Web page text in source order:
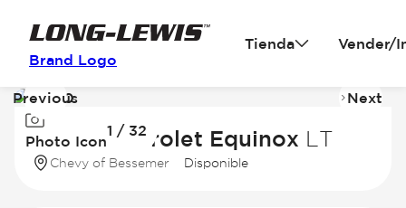
Brand Logo
Tienda Vender/
Image
of
Photo Icon
1 / 32
Previous Next
2027 Chevrolet Equinox LT
Chevy of Bessemer Disponible